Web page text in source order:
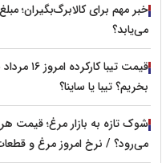
خبر مهم برای کالابرگ‌بگیران؛
می‌یابد؟
بخریم؟ تیبا یا ساینا؟
می‌رود؟ / نرخ امروز مرغ و